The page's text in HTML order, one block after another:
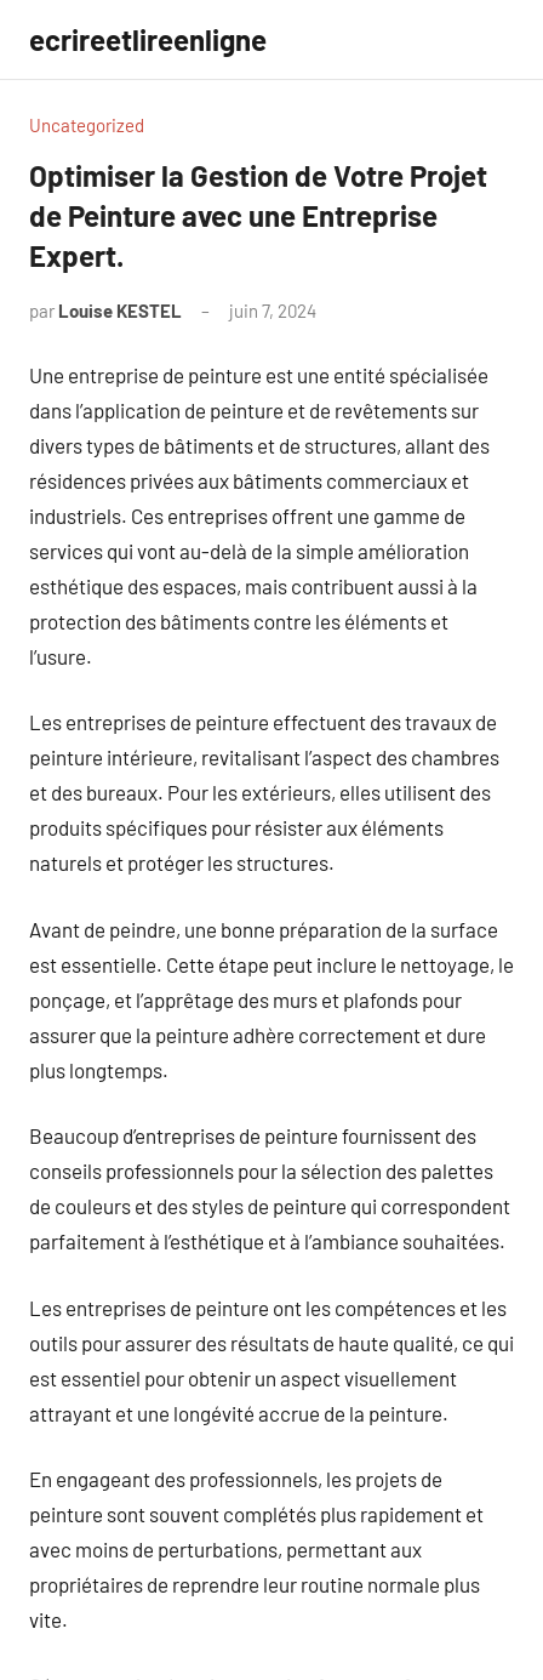
contenu
ecrireetlireenligne
Uncategorized
Optimiser la Gestion de Votre Projet
de Peinture avec une Entreprise
Expert.
par Louise KESTEL juin 7, 2024
Une entreprise de peinture est une entité spécialisée
dans l’application de peinture et de revêtements sur
divers types de bâtiments et de structures, allant des
résidences privées aux bâtiments commerciaux et
industriels. Ces entreprises offrent une gamme de
services qui vont au-delà de la simple amélioration
esthétique des espaces, mais contribuent aussi à la
protection des bâtiments contre les éléments et
l’usure.
Les entreprises de peinture effectuent des travaux de
peinture intérieure, revitalisant l’aspect des chambres
et des bureaux. Pour les extérieurs, elles utilisent des
produits spécifiques pour résister aux éléments
naturels et protéger les structures.
Avant de peindre, une bonne préparation de la surface
est essentielle. Cette étape peut inclure le nettoyage, le
ponçage, et l’apprêtage des murs et plafonds pour
assurer que la peinture adhère correctement et dure
plus longtemps.
Beaucoup d’entreprises de peinture fournissent des
conseils professionnels pour la sélection des palettes
de couleurs et des styles de peinture qui correspondent
parfaitement à l’esthétique et à l’ambiance souhaitées.
Les entreprises de peinture ont les compétences et les
outils pour assurer des résultats de haute qualité, ce qui
est essentiel pour obtenir un aspect visuellement
attrayant et une longévité accrue de la peinture.
En engageant des professionnels, les projets de
peinture sont souvent complétés plus rapidement et
avec moins de perturbations, permettant aux
propriétaires de reprendre leur routine normale plus
vite.